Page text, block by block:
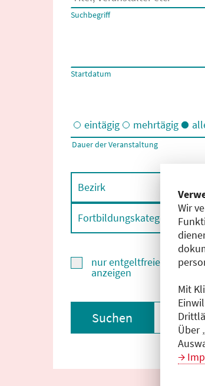
Wir
Mit
Über
Es erscheinen Suchvorschläge,
Suchbegriff
Startdatum
Eintägige und/oder mehrtägige
eintägig mehrtägig
Dauer der Veranstaltung
Bezirk
Fortbildungskategorie
nur entgeltfreie
anzeigen
Suchen